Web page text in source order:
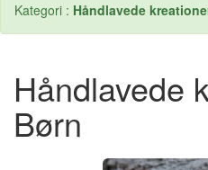
Kategori : Håndlavede
Håndlavede
Børn